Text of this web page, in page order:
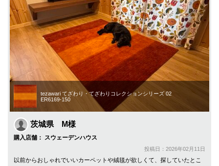
tezawari てざわり・てざわりコレクションシリーズ 02
ER6169-150
茨城県 M様
購入店舗： スウェーデンハウス
投稿日：2026年02月11日
以前からおしゃれでいいカーペットや絨毯が欲しくて、探していたとこ